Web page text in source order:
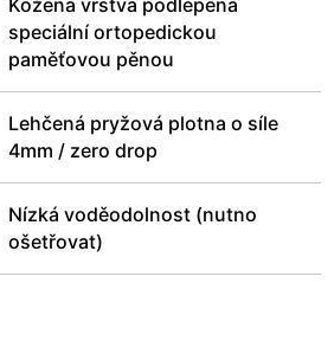
speciální ortopedickou
paměťovou pěnou
Lehčená pryžová plotna o síle
4mm / zero drop
Nízká voděodolnost (nutno
ošetřovat)